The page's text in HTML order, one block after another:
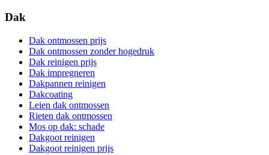
Dak
Dak ontmossen prijs
Dak ontmossen zonder hogedruk
Dak reinigen prijs
Dak impregneren
Dakpannen reinigen
Dakcoating
Leien dak ontmossen
Rieten dak ontmossen
Mos op dak: schade
Dakgoot reinigen
Dakgoot reinigen prijs